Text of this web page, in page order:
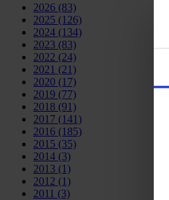
2026 (83)
2025 (126)
2024 (134)
2023 (83)
2022 (24)
2021 (21)
2020 (17)
2019 (77)
2018 (91)
2017 (141)
2016 (185)
2015 (35)
2014 (3)
2013 (1)
2012 (1)
2011 (3)